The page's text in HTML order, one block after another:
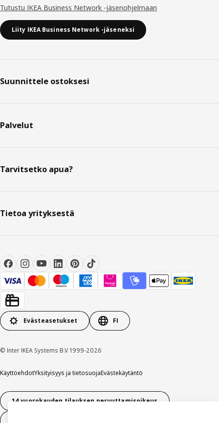
Tutustu IKEA Business Network -jäsenohjelmaan
Liity IKEA Business Network -jäseneksi
Suunnittele ostoksesi
Palvelut
Tarvitsetko apua?
Tietoa yrityksestä
Evästeasetukset FI
© Inter IKEA Systems B.V 1999-2026
KäyttöehdotYksityisyys ja tietosuojaEvästekäytäntö
14 vuorokauden tilauksen peruuttamisoikeus